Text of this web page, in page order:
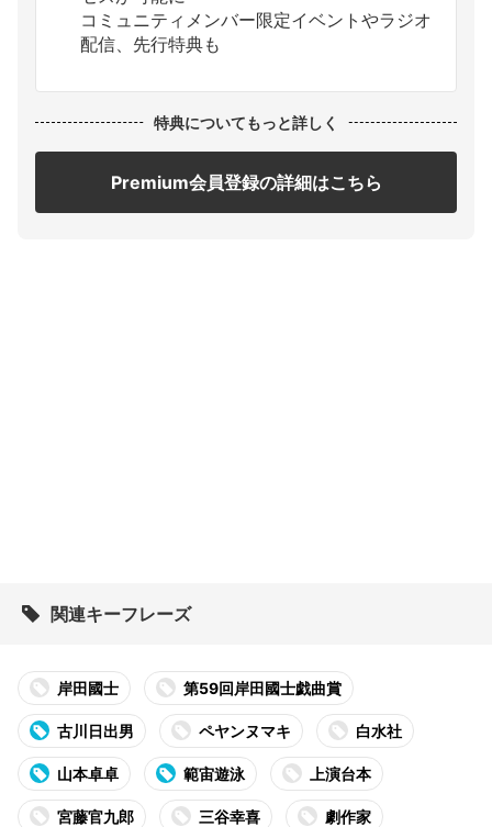
コミュニティメンバー限定イベントやラジオ
配信、先行特典も
特典についてもっと詳しく
Premium会員登録の詳細はこちら
関連キーフレーズ
岸田國士 第59回岸田國士戯曲賞
古川日出男 ペヤンヌマキ 白水社
山本卓卓 範宙遊泳 上演台本
宮藤官九郎 三谷幸喜 劇作家